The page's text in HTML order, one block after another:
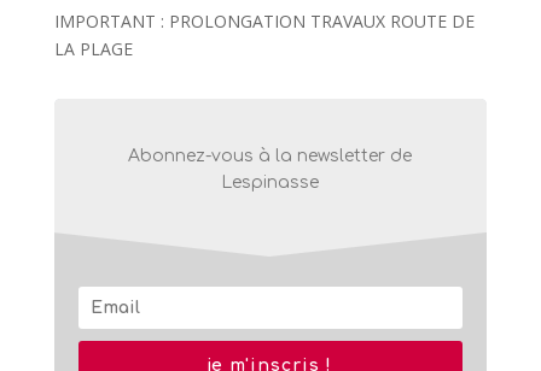
IMPORTANT : PROLONGATION TRAVAUX ROUTE DE
LA PLAGE
Abonnez-vous à la newsletter de
Lespinasse
je m'inscris !